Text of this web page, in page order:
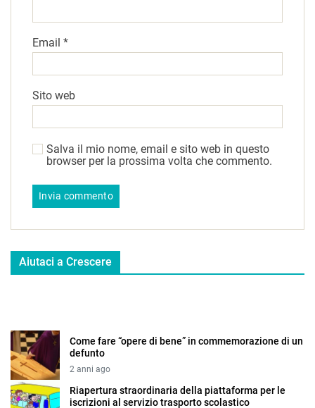
Email *
Sito web
Salva il mio nome, email e sito web in questo
browser per la prossima volta che commento.
Aiutaci a Crescere
Come fare “opere di bene” in commemorazione di un
defunto
2 anni ago
Riapertura straordinaria della piattaforma per le
iscrizioni al servizio trasporto scolastico